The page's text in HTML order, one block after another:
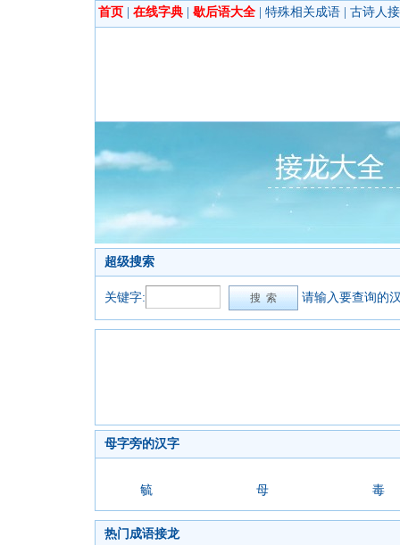
首页 在线字典 歇后语大全 特殊相关成语 古诗人
超级搜索
关键字: 请输入要查询的
母字旁的汉字
毓 母 毒
热门成语接龙